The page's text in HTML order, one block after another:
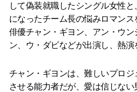
して偽装就職したシングル女性と
になったチーム長の悩みロマンス
俳優チャン・ギヨン、アン・ウン
ン、ウ・ダビなどが出演し、熱演
チャン・ギヨンは、難しいプロ
させる能力者だが、愛は信じない